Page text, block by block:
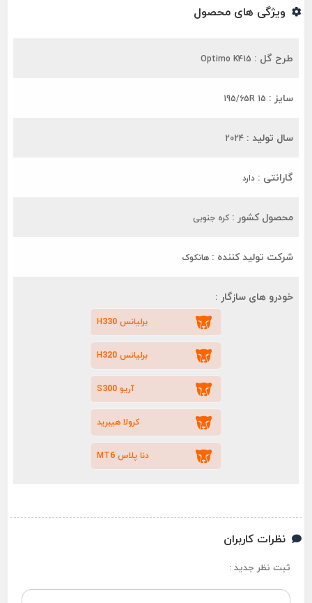
ویژگی های محصول
طرح گل : Optimo K415
سایز : 195/65R 15
سال تولید : 2024
گارانتی : دارد
محصول کشور : کره جنوبی
شرکت تولید کننده : هانکوک
خودرو های سازگار :
برلیانس H330
برلیانس H320
آریو S300
کرولا هیبرید
دنا پلاس MT6
نظرات کاربران
ثبت نظر جدید :